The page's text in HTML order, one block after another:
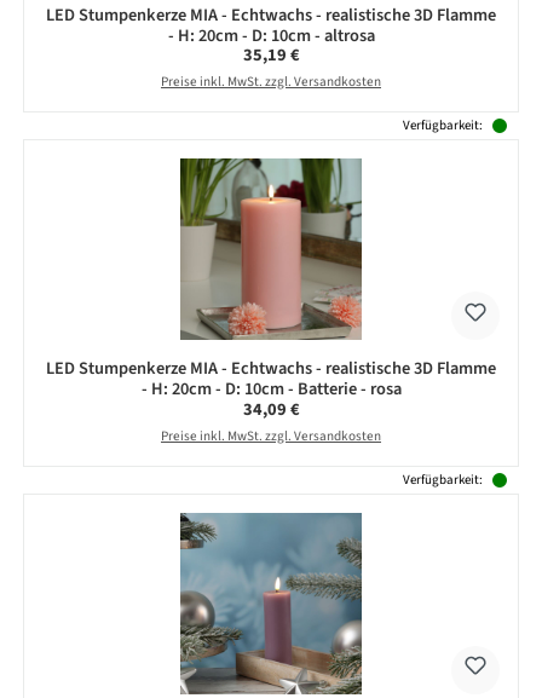
LED Stumpenkerze MIA - Echtwachs - realistische 3D Flamme
- H: 20cm - D: 10cm - altrosa
Regulärer Preis:
35,19 €
Preise inkl. MwSt. zzgl. Versandkosten
Verfügbarkeit:
LED Stumpenkerze MIA - Echtwachs - realistische 3D Flamme
- H: 20cm - D: 10cm - Batterie - rosa
Regulärer Preis:
34,09 €
Preise inkl. MwSt. zzgl. Versandkosten
Verfügbarkeit: